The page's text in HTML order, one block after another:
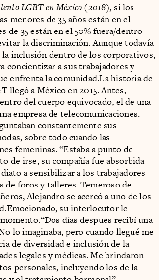
LGBT en México (2018), si los
menores de 35 años están en el
de 35 están en el 50% fuera/dentro
la discriminación. Aunque todavía
inclusión dentro de los corporativos,
concientizar a sus trabajadores y
enfrenta la comunidad.La historia de
llegó a México en 2015. Antes,
del cuerpo equivocado, el de una
empresa de telecomunicaciones.
constantemente sus
sobre todo cuando las
femeninas. “Estaba a punto de
de irse, su compañía fue absorbida
a sensibilizar a los trabajadores
de foros y talleres. Temeroso de
Alejandro se acercó a uno de los
su interlocutor le
días después recibí una
lo imaginaba, pero cuando llegué me
de diversidad e inclusión de la
legales y médicas. Me brindaron
personales, incluyendo los de la